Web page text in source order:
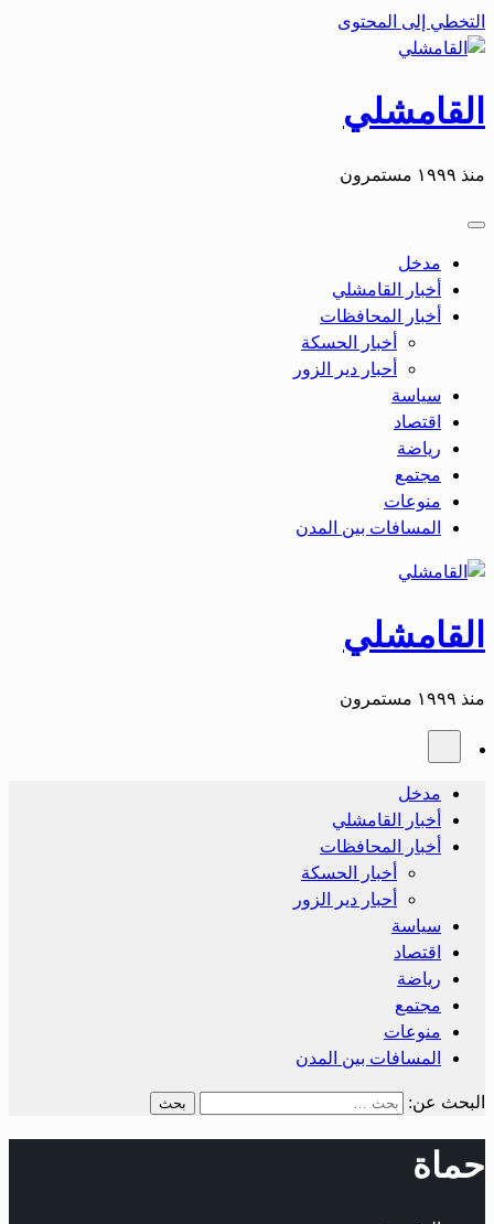
التخطي إلى المحتوى
القامشلي
منذ ١٩٩٩ مستمرون
مدخل
أخبار القامشلي
أخبار المحافظات
أخبار الحسكة
أحبار دير الزور
سياسة
اقتصاد
رياضة
مجتمع
منوعات
المسافات بين المدن
القامشلي
منذ ١٩٩٩ مستمرون
مدخل
أخبار القامشلي
أخبار المحافظات
أخبار الحسكة
أحبار دير الزور
سياسة
اقتصاد
رياضة
مجتمع
منوعات
المسافات بين المدن
البحث عن:
حماة